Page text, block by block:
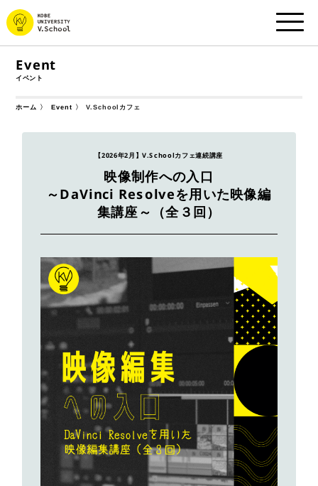
Event
イベント
ホーム Event V.Schoolカフェ
【2026年2月】V.Schoolカフェ連続講座
映像制作への入口
～DaVinci Resolveを用いた映像編
集講座～（全３回）